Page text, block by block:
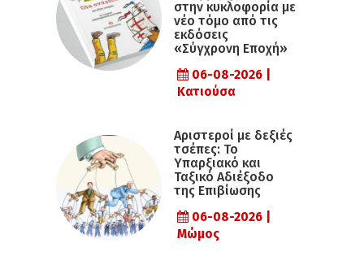
στην κυκλοφορία με
νέο τόμο από τις
εκδόσεις
«Σύγχρονη Εποχή»
06-08-2026 |
Κατιούσα
Αριστεροί με δεξιές
τσέπες: Το
Υπαρξιακό και
Ταξικό Αδιέξοδο
της Επιβίωσης
06-08-2026 |
Μώμος